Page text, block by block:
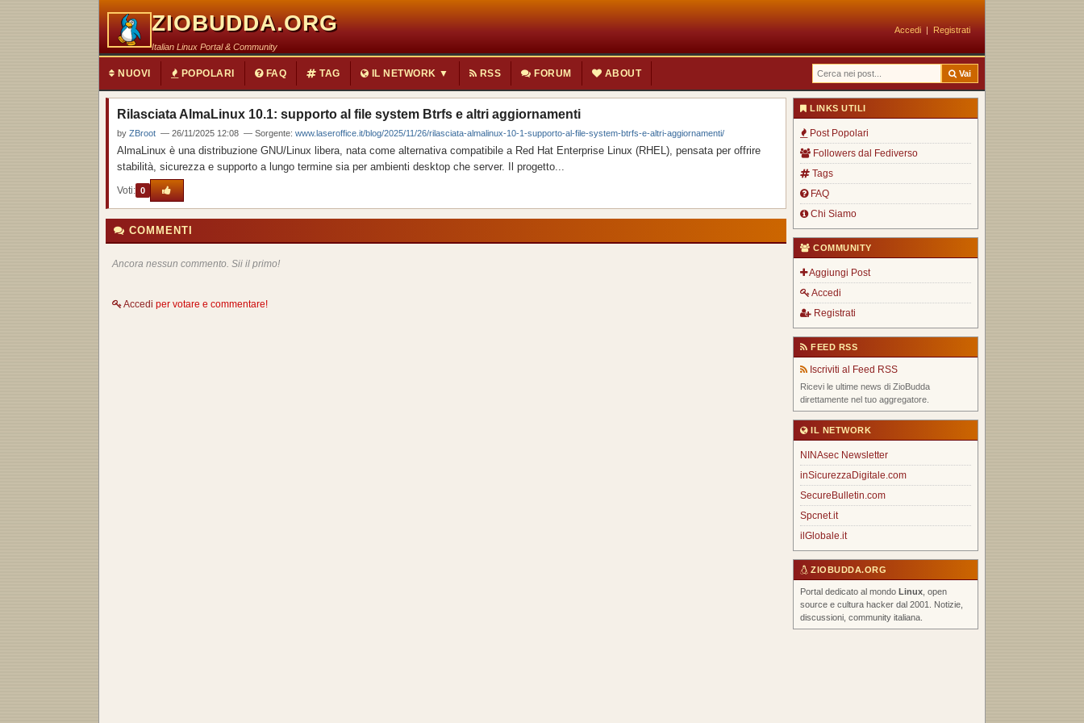
ZIOBUDDA.ORG
Italian Linux Portal & Community
Accedi | Registrati
NUOVI POPOLARI FAQ TAG IL NETWORK ▼ RSS FORUM ABOUT Vai
Rilasciata AlmaLinux 10.1: supporto al file system Btrfs e altri aggiornamenti
by ZBroot — 26/11/2025 12:08 — Sorgente: www.laseroffice.it/blog/2025/11/26/rilasciata-almalinux-10-1-supporto-al-file-system-btrfs-e-altri-aggiornamenti/
AlmaLinux è una distribuzione GNU/Linux libera, nata come alternativa compatibile a Red Hat Enterprise Linux (RHEL), pensata per offrire
stabilità, sicurezza e supporto a lungo termine sia per ambienti desktop che server. Il progetto...
Voti: 0
COMMENTI
Ancora nessun commento. Sii il primo!
Accedi per votare e commentare!
LINKS UTILI
Post Popolari
Followers dal Fediverso
Tags
FAQ
Chi Siamo
COMMUNITY
Aggiungi Post
Accedi
Registrati
FEED RSS
Iscriviti al Feed RSS
Ricevi le ultime news di ZioBudda
direttamente nel tuo aggregatore.
IL NETWORK
NINAsec Newsletter
inSicurezzaDigitale.com
SecureBulletin.com
Spcnet.it
ilGlobale.it
ZIOBUDDA.ORG
Portal dedicato al mondo Linux , open
source e cultura hacker dal 2001. Notizie,
discussioni, community italiana.